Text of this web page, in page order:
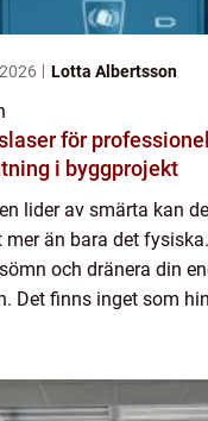
Lotta Albertsson
för
i byggprojekt
lider av smärta kan
mer än bara det
och dränera din
Det finns inget som